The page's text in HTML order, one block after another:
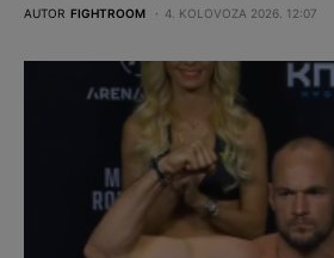
AUTOR FIGHTROOM 4. KOLOVOZA 2026. 12:07